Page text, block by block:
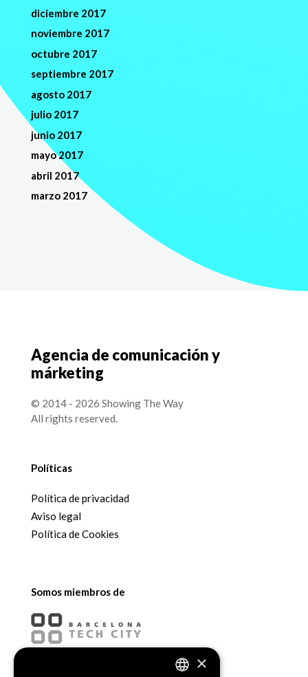
diciembre 2017
noviembre 2017
octubre 2017
septiembre 2017
agosto 2017
julio 2017
junio 2017
mayo 2017
abril 2017
marzo 2017
Agencia de comunicación y
márketing
© 2014 - 2026 Showing The Way
All rights reserved.
Políticas
Política de privacidad
Aviso legal
Política de Cookies
Somos miembros de
×